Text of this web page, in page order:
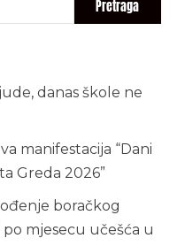
danas škole ne
manifestacija “Dani
Greda 2026”
boračkog
po mjesecu učešća u